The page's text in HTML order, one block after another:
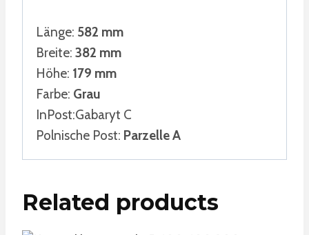
Länge: 582 mm
Breite: 382 mm
Höhe: 179 mm
Farbe: Grau
InPost:Gabaryt C
Polnische Post: Parzelle A
Related products